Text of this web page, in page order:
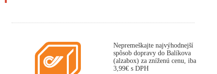
Nepremeškajte najvýhodnejší
spôsob dopravy do Balíkova
(alzabox) za zníženú cenu, iba
3,99€ s DPH